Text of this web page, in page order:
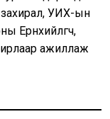
УИХ-ын
Ерөнхийлөгч,
ажиллаж